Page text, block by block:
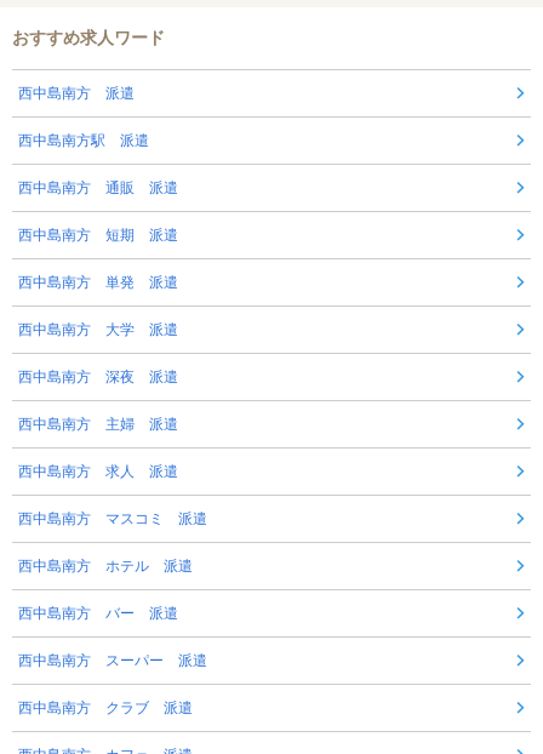
おすすめ求人ワード
西中島南方 派遣
西中島南方駅 派遣
西中島南方 通販 派遣
西中島南方 短期 派遣
西中島南方 単発 派遣
西中島南方 大学 派遣
西中島南方 深夜 派遣
西中島南方 主婦 派遣
西中島南方 求人 派遣
西中島南方 マスコミ 派遣
西中島南方 ホテル 派遣
西中島南方 バー 派遣
西中島南方 スーパー 派遣
西中島南方 クラブ 派遣